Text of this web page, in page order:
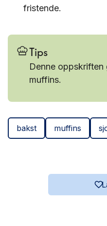
fristende.
Tips
Denne oppskriften
muffins.
bakst muffins